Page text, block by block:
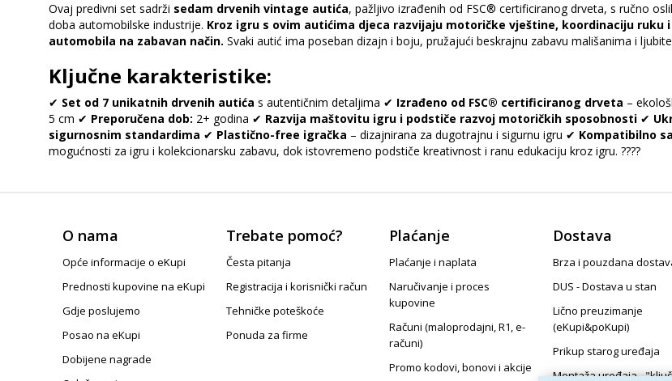
Ovaj predivni set sadrži sedam drvenih vintage autića, pažljivo izrađenih od FSC® certificiranog drveta, s ručno
doba automobilske industrije. Kroz igru s ovim autićima djeca razvijaju motoričke vještine, koordinaciju
automobila na zabavan način. Svaki autić ima poseban dizajn i boju, pružajući beskrajnu zabavu mališanima i
Ključne karakteristike:
✔ Set od 7 unikatnih drvenih autića s autentičnim detaljima ✔ Izrađeno od FSC® certificiranog drveta –
5 cm ✔ Preporučena dob: 2+ godina ✔ Razvija maštovitu igru i podstiče razvoj motoričkih sposobnosti ✔
sigurnosnim standardima ✔ Plastično-free igračka – dizajnirana za dugotrajnu i sigurnu igru ✔ Kompatibilno
mogućnosti za igru i kolekcionarsku zabavu, dok istovremeno podstiče kreativnost i ranu edukaciju kroz igru. ????
O nama
Opće informacije o eKupi
Prednosti kupovine na eKupi
Gdje poslujemo
Posao na eKupi
Dobijene nagrade
Trebate pomoć?
Česta pitanja
Registracija i korisnički račun
Tehničke poteškoće
Ponuda za firme
Plaćanje
Plaćanje i naplata
Naručivanje i proces
kupovine
Računi (maloprodajni, R1, e-
računi)
Promo kodovi, bonovi i akcije
Dostava
Brza i pouzdana
DUS - Dostava u stan
Lično preuzimanje
(eKupi&poKupi)
Prikup starog uređaja
Montaža uređaja -